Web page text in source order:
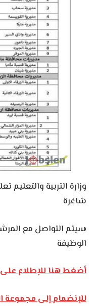
شاغرة
سيتم التواصل مع
الوظيفة
أضغط هنا للإطلاع
للإنضمام إلى مجموعة